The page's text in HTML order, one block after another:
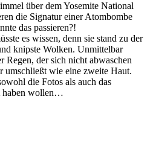
über dem Yosemite National
die Signatur einer Atombombe
das passieren?!
es wissen, denn sie stand zu der
knipste Wolken. Unmittelbar
Regen, der sich nicht abwaschen
umschließt wie eine zweite Haut.
die Fotos als auch das
haben wollen…